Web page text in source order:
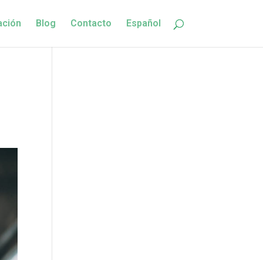
Blog Contacto Español